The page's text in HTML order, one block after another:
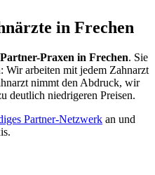
in Frechen
Praxen in Frechen. Sie
Wir arbeiten mit jedem Zahnarzt
nimmt den Abdruck, wir
deutlich niedrigeren Preisen.
Partner-Netzwerk an und